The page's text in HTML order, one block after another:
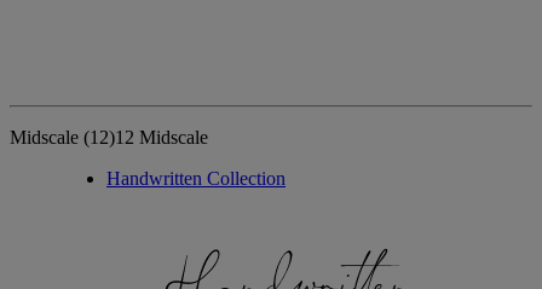
Midscale (12)12 Midscale
Handwritten Collection